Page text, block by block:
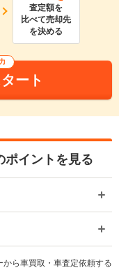
査定額を
比べて売却先
を決める
ート
ポイントを見る
から車買取・車査定依頼する